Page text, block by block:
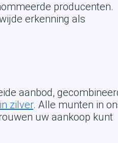
producenten.
erkenning als
aanbod,
zilver. Alle munten in
uw aankoop kunt